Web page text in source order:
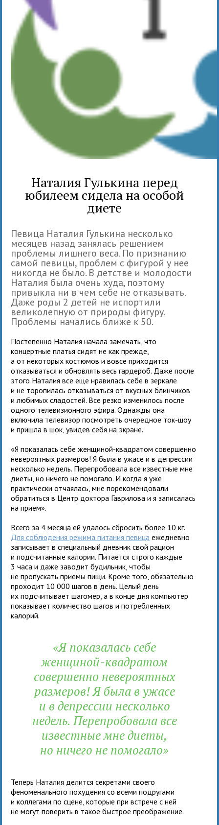
Наталия Гулькина перед
юбилеем сидела на особой
диете
Певица Наталия Гулькина несколько
месяцев назад занялась решением
проблемы лишнего веса. По признанию
самой певицы, проблем с фигурой у нее
никогда не было. В детстве и молодости
Наталия была очень худа, поэтому
привыкла ни в чем себе не отказывать.
Даже роды 2 детей не испортили
великолепную от природы фигуру.
Проблемы начались ближе к 50.
Постепенно Наталия начала замечать, что
концертные платья сидят не как прежде,
а от некоторых костюмов и вовсе приходится
отказываться и обновлять весь гардероб. Даже после
этого Наталия все еще нравилась себе в зеркале
и не торопилась отказываться от вкусных блинчиков
и любимых сладостей. Все резко изменилось после
одного телевизионного эфира. Однажды она
включила телевизор посмотреть очередное ток-шоу
и пришла в шок, увидев себя на экране.
«Я показалась себе женщиной-квадратом совершенно
невероятных размеров! Я была в ужасе и в депрессии
несколько недель. Перепробовала все известные мне
диеты, но ничего не помогало. И когда я уже
практически отчаялась, мне порекомендовали
обратиться в Центр доктора Гаврилова и я записалась
на прием».
Всего за 4 месяца ей удалось сбросить более 10 кг.
Для соблюдения режима питания певица ежедневно
записывает в специальный дневник свой рацион
и подсчитанные калории. Питается строго каждые
3 часа и даже заводит будильник, чтобы
не пропускать приемы пищи. Кроме того, обязательно
проходит 10 000 шагов в день. Целый день
их подсчитывает шагомер, а в конце дня компьютер
показывает количество шагов и потребленных
калорий.
«Я показалась себе
женщиной-квадратом
совершенно невероятных
размеров! Я была в ужасе
и в депрессии несколько
недель. Перепробовала все
известные мне диеты,
но ничего не помогало»
Теперь Наталия делится секретами своего
феноменального похудения со всеми подругами
и коллегами по сцене, которые при встрече с ней
не могут поверить в такое быстрое преображение.